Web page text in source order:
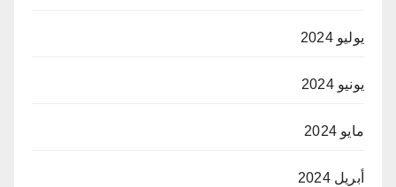
يوليو 2024
يونيو 2024
مايو 2024
أبريل 2024